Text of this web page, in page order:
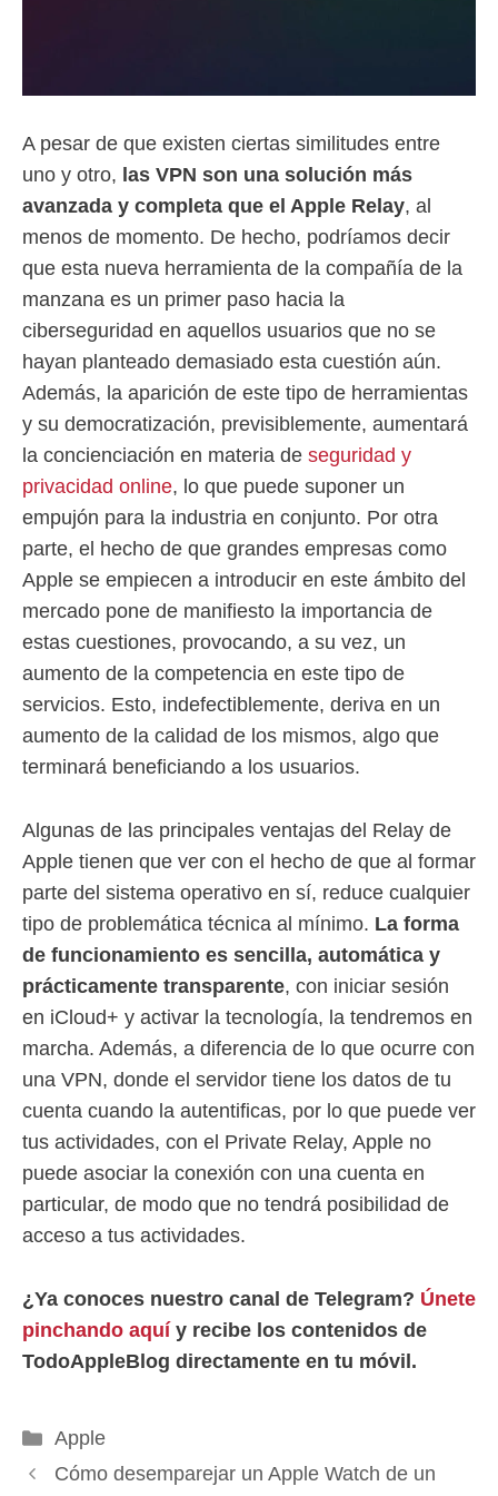
A pesar de que existen ciertas similitudes entre
uno y otro, las VPN son una solución más
avanzada y completa que el Apple Relay, al
menos de momento. De hecho, podríamos decir
que esta nueva herramienta de la compañía de la
manzana es un primer paso hacia la
ciberseguridad en aquellos usuarios que no se
hayan planteado demasiado esta cuestión aún.
Además, la aparición de este tipo de herramientas
y su democratización, previsiblemente, aumentará
la concienciación en materia de seguridad y
privacidad online, lo que puede suponer un
empujón para la industria en conjunto. Por otra
parte, el hecho de que grandes empresas como
Apple se empiecen a introducir en este ámbito del
mercado pone de manifiesto la importancia de
estas cuestiones, provocando, a su vez, un
aumento de la competencia en este tipo de
servicios. Esto, indefectiblemente, deriva en un
aumento de la calidad de los mismos, algo que
terminará beneficiando a los usuarios.
Algunas de las principales ventajas del Relay de
Apple tienen que ver con el hecho de que al formar
parte del sistema operativo en sí, reduce cualquier
tipo de problemática técnica al mínimo. La forma
de funcionamiento es sencilla, automática y
prácticamente transparente, con iniciar sesión
en iCloud+ y activar la tecnología, la tendremos en
marcha. Además, a diferencia de lo que ocurre con
una VPN, donde el servidor tiene los datos de tu
cuenta cuando la autentificas, por lo que puede ver
tus actividades, con el Private Relay, Apple no
puede asociar la conexión con una cuenta en
particular, de modo que no tendrá posibilidad de
acceso a tus actividades.
¿Ya conoces nuestro canal de Telegram? Únete
pinchando aquíy recibe los contenidos de
TodoAppleBlog directamente en tu móvil.
Categorías
Apple
Cómo desemparejar un Apple Watch de un